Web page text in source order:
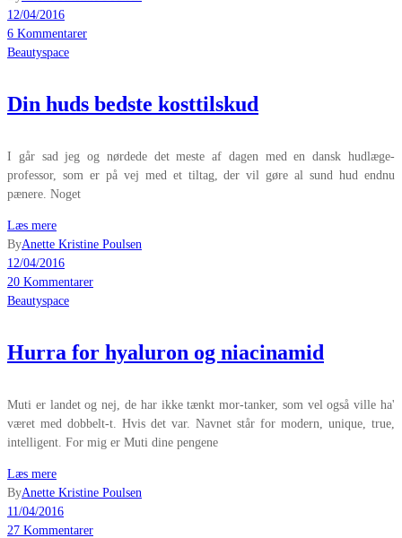
12/04/2016
6 Kommentarer
Beautyspace
Din huds bedste kosttilskud
I går sad jeg og nørdede det meste af dagen med en dansk hudlæge-
professor, som er på vej med et tiltag, der vil gøre al sund hud endnu
pænere. Noget
Læs mere
ByAnette Kristine Poulsen
12/04/2016
20 Kommentarer
Beautyspace
Hurra for hyaluron og niacinamid
Muti er landet og nej, de har ikke tænkt mor-tanker, som vel også ville ha'
været med dobbelt-t. Hvis det var. Navnet står for modern, unique, true,
intelligent. For mig er Muti dine pengene
Læs mere
ByAnette Kristine Poulsen
11/04/2016
27 Kommentarer